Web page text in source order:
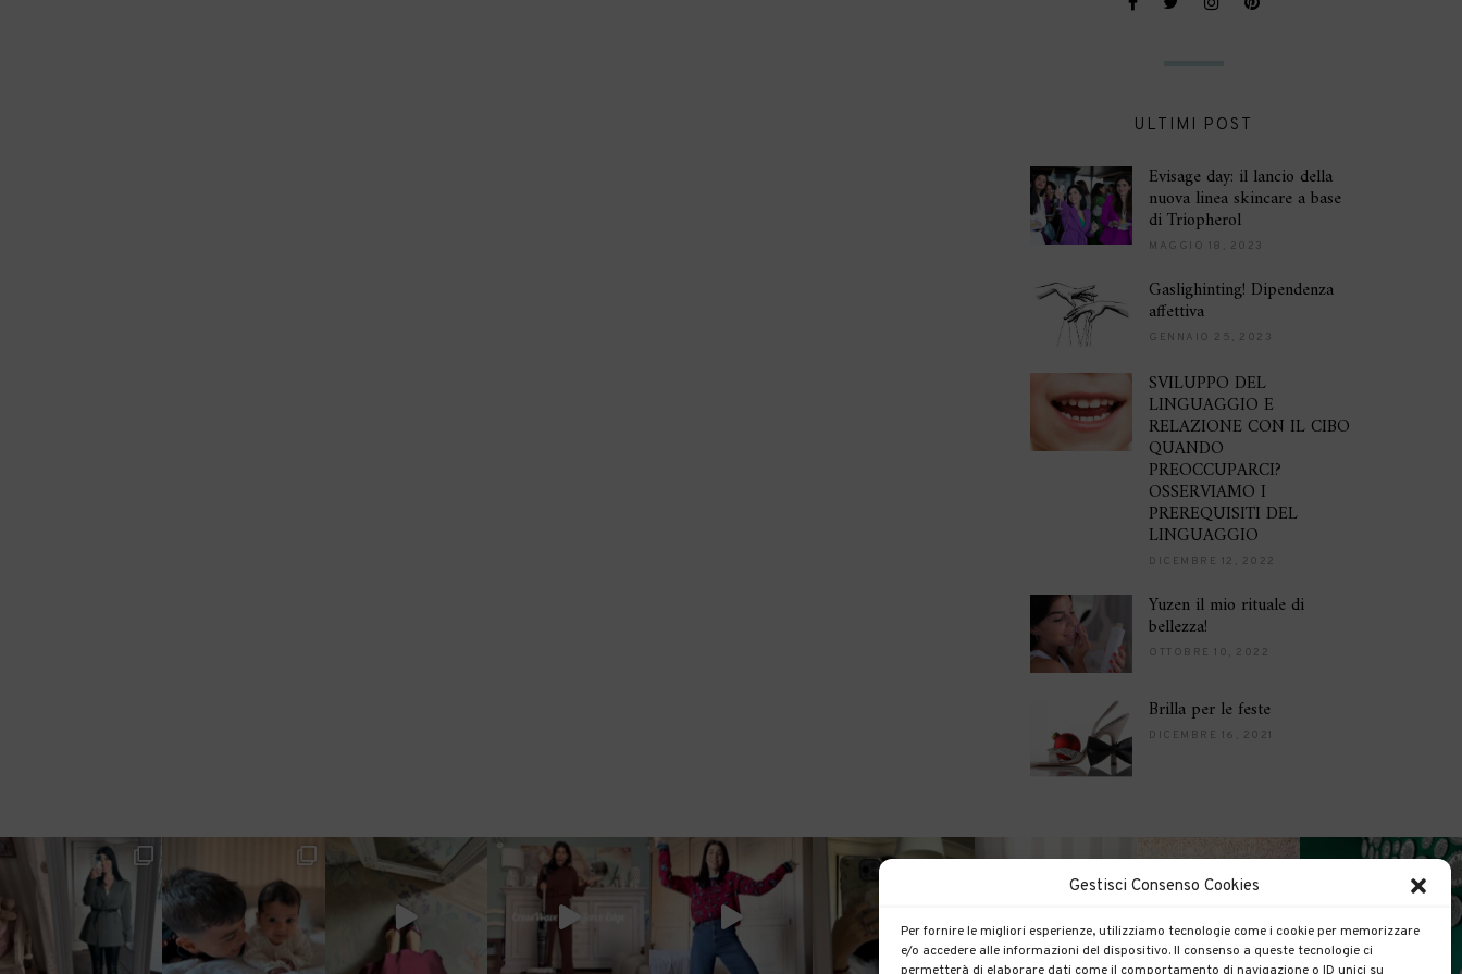
Gestisci Consenso Cookies
Per fornire le migliori esperienze, utilizziamo tecnologie come i cookie per memorizzare
e/o accedere alle informazioni del dispositivo. Il consenso a queste tecnologie ci
ULTIMI POST
Evisage day: il lancio della
nuova linea skincare a base
di Triopherol
MAGGIO 18, 2023
Gaslighinting! Dipendenza
affettiva
GENNAIO 25, 2023
SVILUPPO DEL
LINGUAGGIO E
RELAZIONE CON IL CIBO
QUANDO
PREOCCUPARCI?
OSSERVIAMO I
PREREQUISITI DEL
LINGUAGGIO
DICEMBRE 12, 2022
Yuzen il mio rituale di
bellezza!
OTTOBRE 10, 2022
Brilla per le feste
DICEMBRE 16, 2021